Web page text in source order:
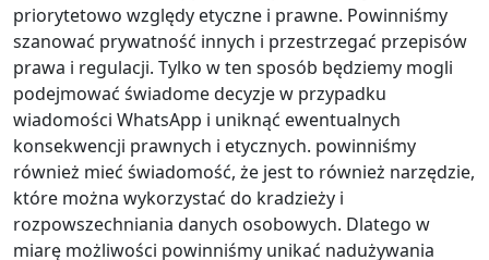
priorytetowo względy etyczne i prawne. Powinniśmy
szanować prywatność innych i przestrzegać przepisów
prawa i regulacji. Tylko w ten sposób będziemy mogli
podejmować świadome decyzje w przypadku
wiadomości WhatsApp i uniknąć ewentualnych
konsekwencji prawnych i etycznych. powinniśmy
również mieć świadomość, że jest to również narzędzie,
które można wykorzystać do kradzieży i
rozpowszechniania danych osobowych. Dlatego w
miarę możliwości powinniśmy unikać nadużywania